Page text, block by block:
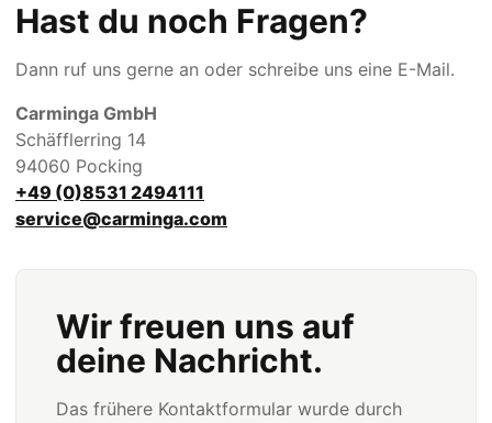
Hast du noch Fragen?
Dann ruf uns gerne an oder schreibe uns eine E-Mail.
Carminga GmbH
Schäfflerring 14
94060 Pocking
+49 (0)8531 2494111
service@carminga.com
Wir freuen uns auf
deine Nachricht.
Das frühere Kontaktformular wurde durch